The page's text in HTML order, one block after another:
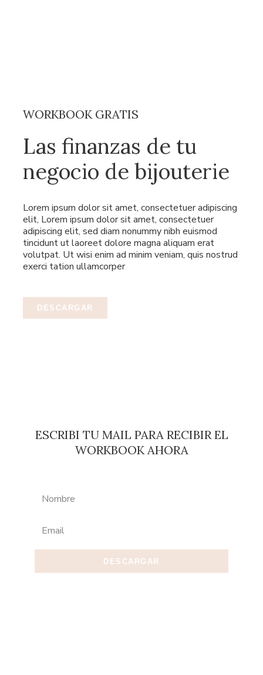
WORKBOOK GRATIS
Las finanzas de tu
negocio de bijouterie
Lorem ipsum dolor sit amet, consectetuer adipiscing
elit, Lorem ipsum dolor sit amet, consectetuer
adipiscing elit, sed diam nonummy nibh euismod
tincidunt ut laoreet dolore magna aliquam erat
volutpat. Ut wisi enim ad minim veniam, quis nostrud
exerci tation ullamcorper
DESCARGAR
ESCRIBI TU MAIL PARA RECIBIR EL
WORKBOOK AHORA
DESCARGAR